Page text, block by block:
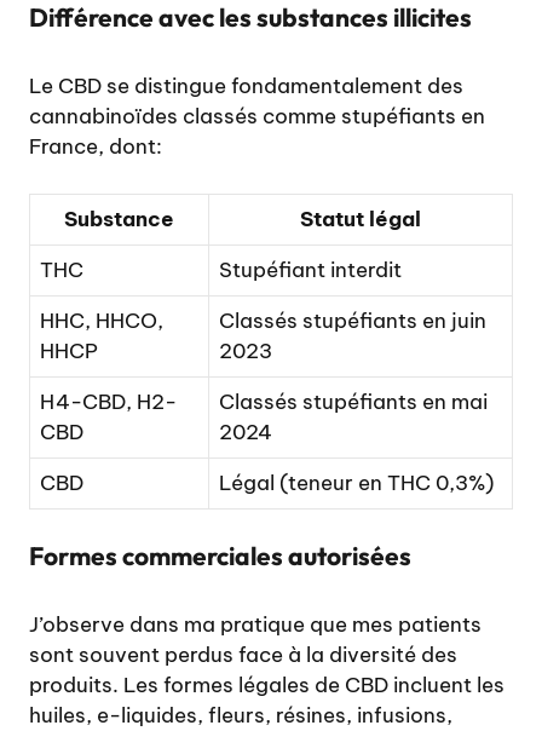
Différence avec les substances illicites
Le CBD se distingue fondamentalement des
cannabinoïdes classés comme stupéfiants en
France, dont:
Substance
Statut légal
THC
Stupéfiant interdit
HHC, HHCO,
HHCP
Classés stupéfiants en juin
2023
H4-CBD, H2-
CBD
Classés stupéfiants en mai
2024
CBD
Légal (teneur en THC 0,3%)
Formes commerciales autorisées
J’observe dans ma pratique que mes patients
sont souvent perdus face à la diversité des
produits. Les formes légales de CBD incluent les
huiles, e-liquides, fleurs, résines, infusions,